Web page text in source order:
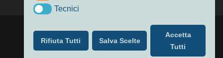
| Alimentato da
Nuoto
MasterS Podcast Il Nuoto in Cifre
Privacy & Cookie Policy
TecniciTecnici
Rifiuta Tutti Salva Scelte
Accetta
Tutti